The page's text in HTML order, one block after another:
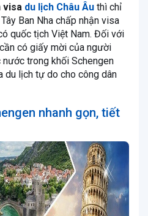
visa du lịch Châu Âu thì chỉ
Ban Nha chấp nhận visa
quốc tịch Việt Nam. Đối với
có giấy mời của người
trong khối Schengen
du lịch tự do cho công dân
nhanh gọn, tiết